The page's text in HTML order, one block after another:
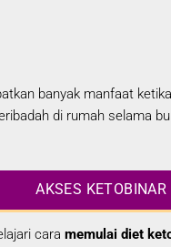
banyak manfaat
di rumah selama
AKSES KETOBINAR
cara memulai diet